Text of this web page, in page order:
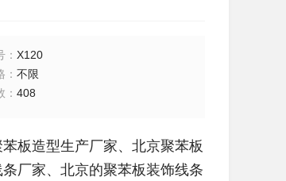
：X120
：不限
：408
板造型生产厂家、北京聚苯板
厂家、北京的聚苯板装饰线条